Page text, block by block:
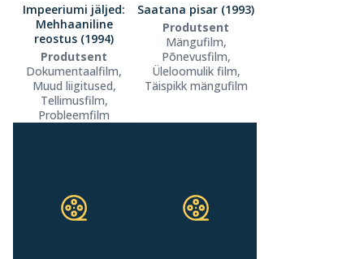
Impeeriumi jäljed:
Mehhaaniline
reostus (1994)
Produtsent
Dokumentaalfilm,
Muud liigitused,
Tellimusfilm,
Probleemfilm
Saatana pisar (1993)
Produtsent
Mängufilm,
Põnevusfilm,
Üleloomulik film,
Täispikk mängufilm